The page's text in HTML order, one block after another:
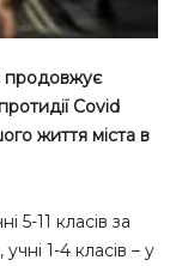
продовжує
Covid
життя міста в
5-11 класів за
1-4 класів – у